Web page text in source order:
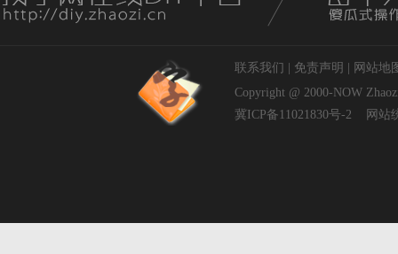
联系我们 免责声明
网站地
Copyright @ 2000-NOW
冀ICP备11021830号-2
网站